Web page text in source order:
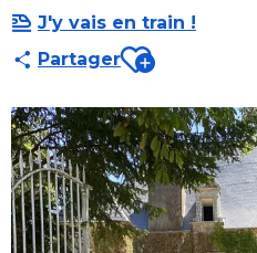
J'y vais en train !
PartagerAjouter aux